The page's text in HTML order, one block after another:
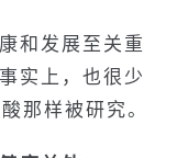
和发展至关重
实上，也很少
那样被研究。